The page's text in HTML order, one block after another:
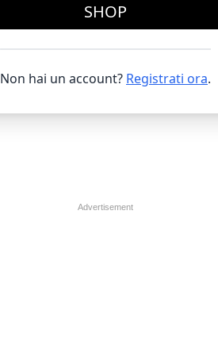
SHOP
Non hai un account? Registrati ora.